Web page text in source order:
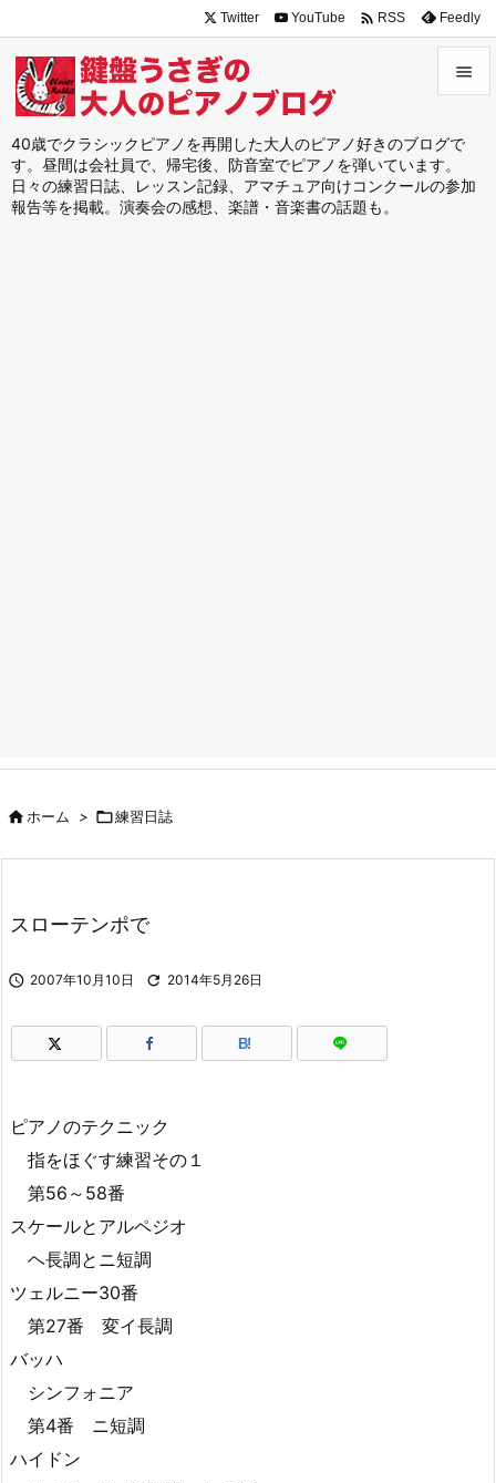
40歳でクラシックピアノを再開した大人のピアノ好きのブログで
す。昼間は会社員で、帰宅後、防音室でピアノを弾いています。
日々の練習日誌、レッスン記録、アマチュア向けコンクールの参加
報告等を掲載。演奏会の感想、楽譜・音楽書の話題も。

メニュ

サイド
Twitter YouTube  RSS Feedly
ホーム > 練習日誌
スローテンポで
 2007年10月10日  2014年5月26日
B!
ピアノのテクニック
指をほぐす練習その１
第56～58番
スケールとアルペジオ
ヘ長調とニ短調
ツェルニー30番
第27番 変イ長調
バッハ
シンフォニア
第4番 ニ短調
ハイドン